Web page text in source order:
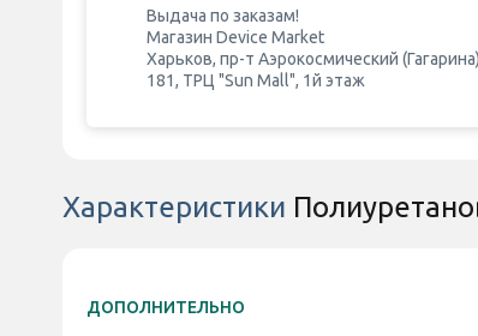
Выдача по заказам!
Магазин Device Market
Харьков, пр-т Аэрокосмический (Гагарина)
181, ТРЦ "Sun Mall", 1й этаж
Характеристики
ДОПОЛНИТЕЛЬНО